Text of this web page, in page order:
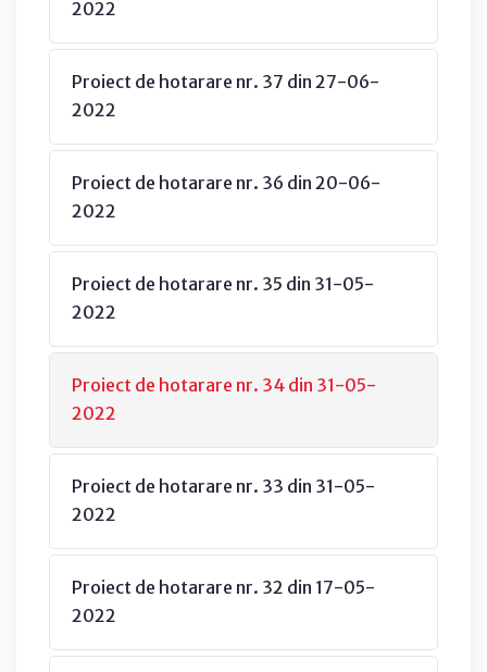
2022
Proiect de hotarare nr. 37 din 27-06-
2022
Proiect de hotarare nr. 36 din 20-06-
2022
Proiect de hotarare nr. 35 din 31-05-
2022
Proiect de hotarare nr. 34 din 31-05-
2022
Proiect de hotarare nr. 33 din 31-05-
2022
Proiect de hotarare nr. 32 din 17-05-
2022